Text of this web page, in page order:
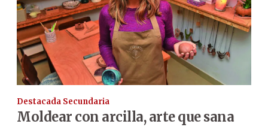
Destacada Secundaria
Moldear con arcilla, arte que sana